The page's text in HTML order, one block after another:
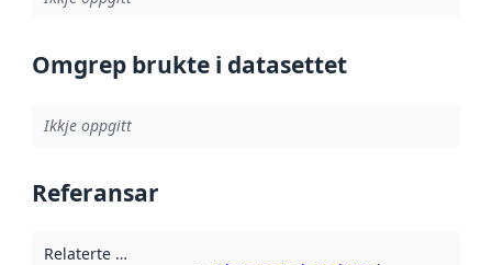
Omgrep brukte i datasettet
Ikkje oppgitt
Referansar
Relaterte ressursar